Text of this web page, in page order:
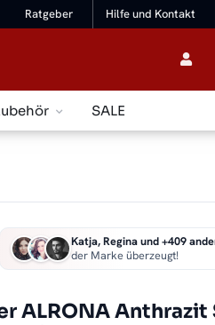
Ratgeber Hilfe und Kontakt
SALE
Katja, Regina und +409
der Marke überzeugt!
ALRONA